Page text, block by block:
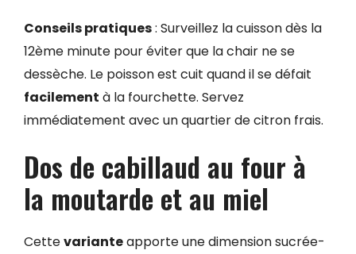
Conseils pratiques: Surveillez la cuisson dès la
12ème minute pour éviter que la chair ne se
dessèche. Le poisson est cuit quand il se défait
facilement à la fourchette. Servez
immédiatement avec un quartier de citron frais.
Dos de cabillaud au four à
la moutarde et au miel
Cettevarianteapporte une dimension sucrée-